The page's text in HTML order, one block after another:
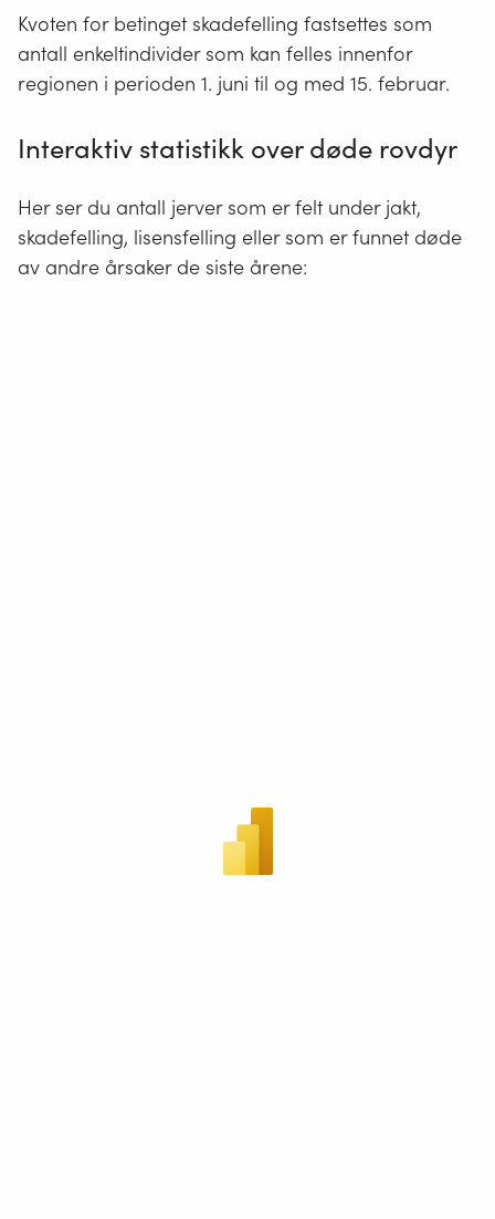
Kvoten for betinget skadefelling fastsettes som
antall enkeltindivider som kan felles innenfor
regionen i perioden 1. juni til og med 15. februar.
Interaktiv statistikk over døde rovdyr
Her ser du antall jerver som er felt under jakt,
skadefelling, lisensfelling eller som er funnet døde
av andre årsaker de siste årene: